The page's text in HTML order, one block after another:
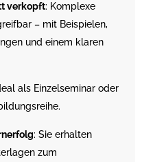
verkopft: Komplexe
– mit Beispielen,
und einem klaren
als Einzelseminar oder
: Sie erhalten
zum